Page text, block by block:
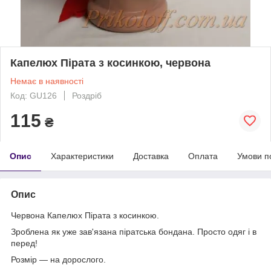
Капелюх Пірата з косинкою, червона
Немає в наявності
Код: GU126
Роздріб
115 ₴
Опис Характеристики Доставка Оплата Умови
Опис
Червона Капелюх Пірата з косинкою.
Зроблена як уже зав'язана піратська бондана. Просто одяг і в
перед!
Розмір — на дорослого.